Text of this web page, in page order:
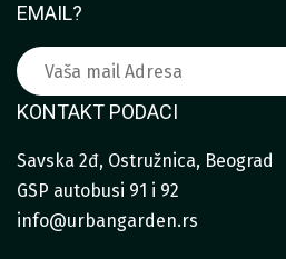
EMAIL?
KONTAKT PODACI
Savska 2đ, Ostružnica, Beograd
GSP autobusi 91 i 92
info@urbangarden.rs